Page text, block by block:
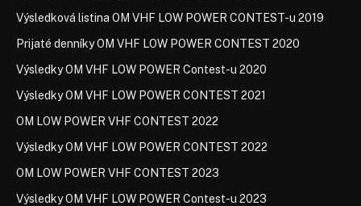
Výsledková listina OM VHF LOW POWER CONTEST-u 2019
Prijaté denníky OM VHF LOW POWER CONTEST 2020
Výsledky OM VHF LOW POWER Contest-u 2020
Výsledky OM VHF LOW POWER CONTEST 2021
OM LOW POWER VHF CONTEST 2022
Výsledky OM VHF LOW POWER CONTEST 2022
OM LOW POWER VHF CONTEST 2023
Výsledky OM VHF LOW POWER Contest-u 2023